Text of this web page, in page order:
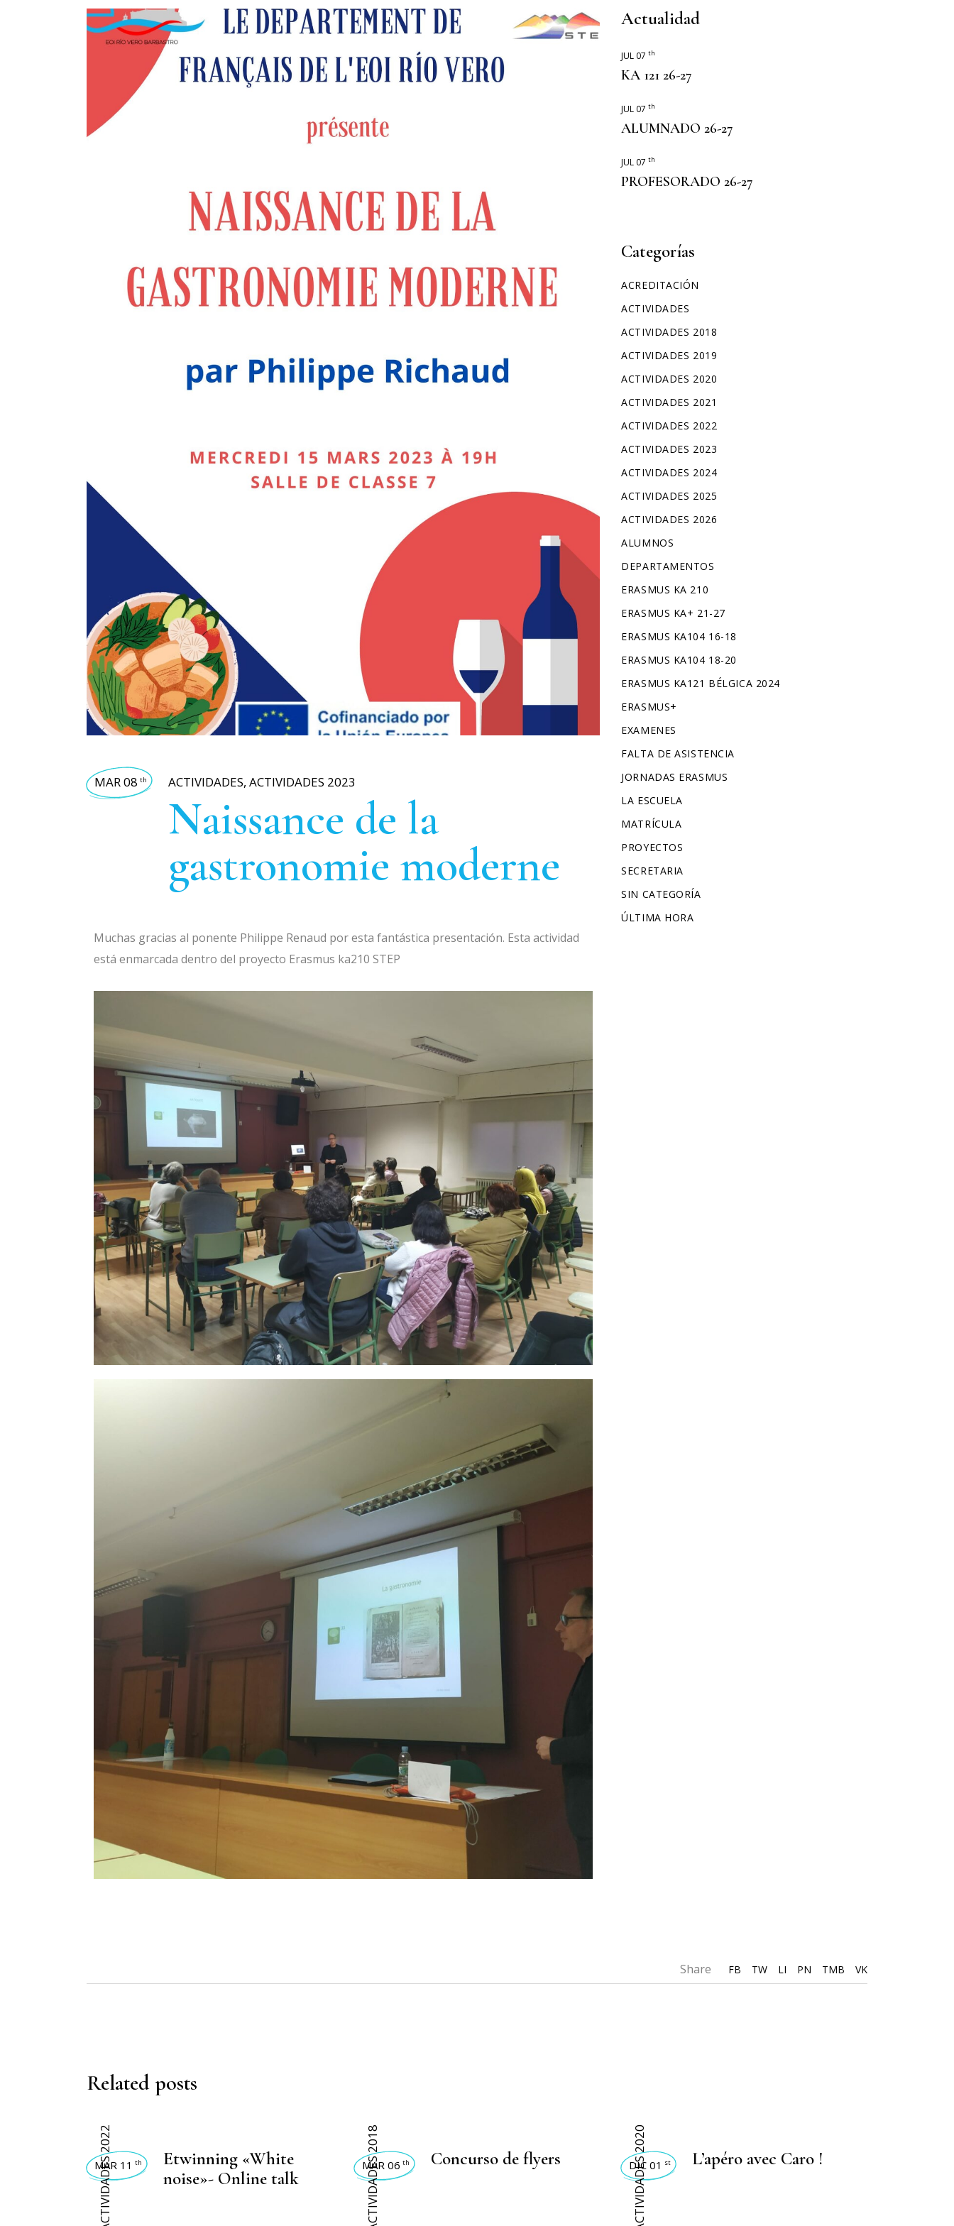
MOVILIDADES ERASMUS
MAR 08 th ACTIVIDADES, ACTIVIDADES 2023
Naissance de la
gastronomie moderne
Muchas gracias al ponente Philippe Renaud por esta fantástica presentación. Esta actividad
está enmarcada dentro del proyecto Erasmus ka210 STEP
Actualidad
JUL 07 th
KA 121 26-27
JUL 07 th
ALUMNADO 26-27
JUL 07 th
PROFESORADO 26-27
Categorías
ACREDITACIÓN
ACTIVIDADES
ACTIVIDADES 2018
ACTIVIDADES 2019
ACTIVIDADES 2020
ACTIVIDADES 2021
ACTIVIDADES 2022
ACTIVIDADES 2023
ACTIVIDADES 2024
ACTIVIDADES 2025
ACTIVIDADES 2026
ALUMNOS
DEPARTAMENTOS
ERASMUS KA 210
ERASMUS KA+ 21-27
ERASMUS KA104 16-18
ERASMUS KA104 18-20
ERASMUS KA121 BÉLGICA 2024
ERASMUS+
EXAMENES
FALTA DE ASISTENCIA
JORNADAS ERASMUS
LA ESCUELA
MATRÍCULA
PROYECTOS
SECRETARIA
SIN CATEGORÍA
ÚLTIMA HORA
Share FB TW LI PN TMB VK
Related posts
ACTIVIDADES 2022
MAR 11 th
Etwinning «White
noise»- Online talk
ACTIVIDADES 2018
MAR 06 th Concurso de flyers ACTIVIDADES 2020
DIC 01 st L’apéro avec Caro !